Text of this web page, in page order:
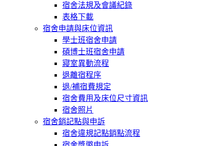
宿舍法規及會議紀錄
表格下載
宿舍申請與床位資訊
學士班宿舍申請
碩博士班宿舍申請
寢室異動流程
退離宿程序
退/補宿費規定
宿舍費用及床位尺寸資訊
宿舍照片
宿舍銷記點與申訴
宿舍違規記點銷點流程